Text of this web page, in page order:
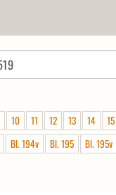
10 11 12 13 14
15
Bl. 194v Bl. 195
Bl. 195v